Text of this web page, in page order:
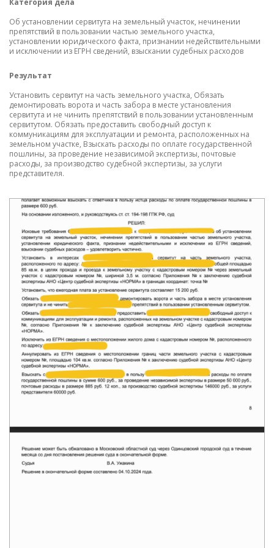
Категория дела
Об установлении сервитута на земельный участок, нечинении
препятствий в пользовании частью земельного участка,
установлении юридического факта, признании недействительными
и исключении из ЕГРН сведений, взыскании судебных расходов
Результат
Установить сервитут на часть земельного участка, Обязать
демонтировать ворота и часть забора в месте установления
сервитута и не чинить препятствий в пользовании установленным
сервитутом. Обязать предоставить свободный доступ к
коммуникациям для эксплуатации и ремонта, расположенных на
земельном участке, Взыскать расходы по оплате государственной
пошлины, за проведение независимой экспертизы, почтовые
расходы, за производство судебной экспертизы, за услуги
представителя.